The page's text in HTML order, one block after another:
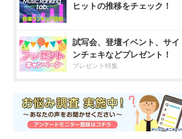
ヒットの推移をチェック！
試写会、登壇イベント、サイ
ンチェキなどプレゼント！
プレゼント特集